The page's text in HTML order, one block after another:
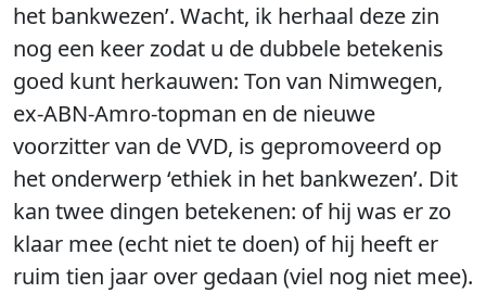
het bankwezen’. Wacht, ik herhaal deze zin
nog een keer zodat u de dubbele betekenis
goed kunt herkauwen: Ton van Nimwegen,
ex-ABN-Amro-topman en de nieuwe
voorzitter van de VVD, is gepromoveerd op
het onderwerp ‘ethiek in het bankwezen’. Dit
kan twee dingen betekenen: of hij was er zo
klaar mee (echt niet te doen) of hij heeft er
ruim tien jaar over gedaan (viel nog niet mee).